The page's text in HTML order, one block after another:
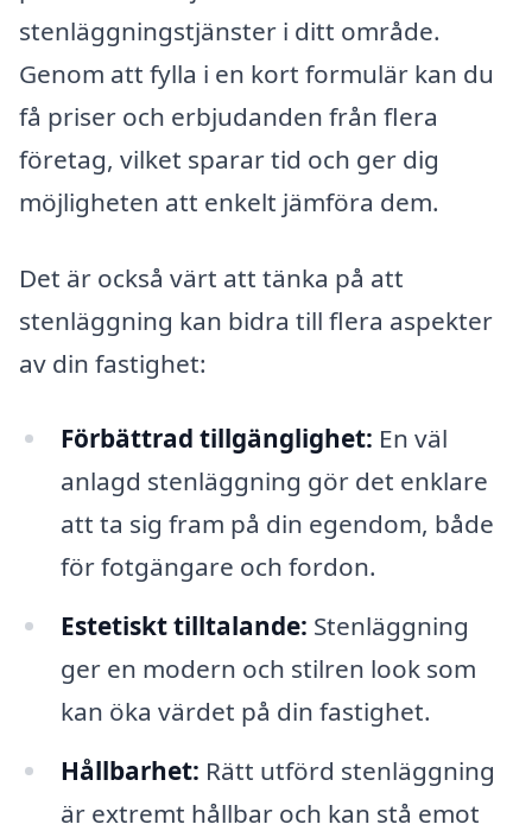
stenläggningstjänster i ditt område.
Genom att fylla i en kort formulär kan du
få priser och erbjudanden från flera
företag, vilket sparar tid och ger dig
möjligheten att enkelt jämföra dem.
Det är också värt att tänka på att
stenläggning kan bidra till flera aspekter
av din fastighet:
Förbättrad tillgänglighet: En väl
anlagd stenläggning gör det enklare
att ta sig fram på din egendom, både
för fotgängare och fordon.
Estetiskt tilltalande: Stenläggning
ger en modern och stilren look som
kan öka värdet på din fastighet.
Hållbarhet: Rätt utförd stenläggning
är extremt hållbar och kan stå emot